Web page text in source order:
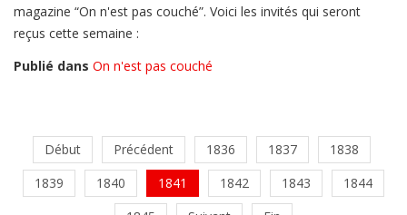
magazine “On n'est pas couché”. Voici les invités qui seront
reçus cette semaine :
Publié dans On n'est pas couché
Début Précédent 1836 1837
1838
1839
1840 1841 1842 1843
1844